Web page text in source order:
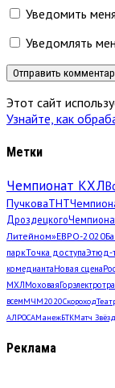
Уведомить
Уведомлять
Этот сайт
Узнайте, как
Метки
Чемпионат КХЛ
ПучковаТНТ
Дроздецкого
Литейном»ЕВРО-2020
паркТочка доступаЭтюд-
комедиантаНовая сцена
МХЛМоховая
всемМЧМ2020Скороход
АЛРОСАМанежБТКМатч
Реклама